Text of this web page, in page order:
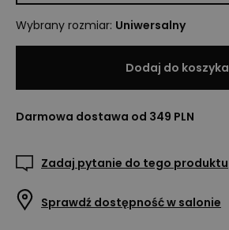
Wybrany rozmiar: Uniwersalny
Dodaj do koszyka
Darmowa dostawa od 349 PLN
Zadaj pytanie do tego produktu
Sprawdź dostępność w salonie